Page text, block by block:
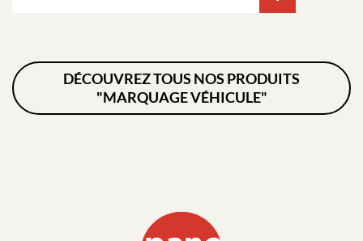
DÉCOUVREZ TOUS NOS PRODUITS
"MARQUAGE VÉHICULE"